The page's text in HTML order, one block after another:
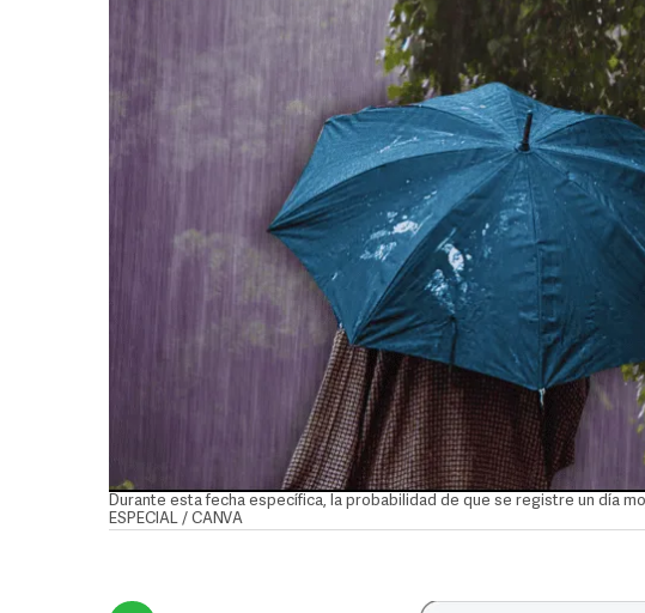
Durante esta fecha específica, la probabilidad de que se registre un día
ESPECIAL / CANVA